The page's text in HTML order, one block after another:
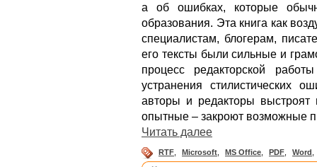
а об ошибках, которые
образования. Эта книга как
специалистам, блогерам,
его тексты были сильные и
процесс редакторской
устранения стилистических
авторы и редакторы выстроят
опытные – закроют возможные
Читать далее
RTF Microsoft MS Office PDF Word